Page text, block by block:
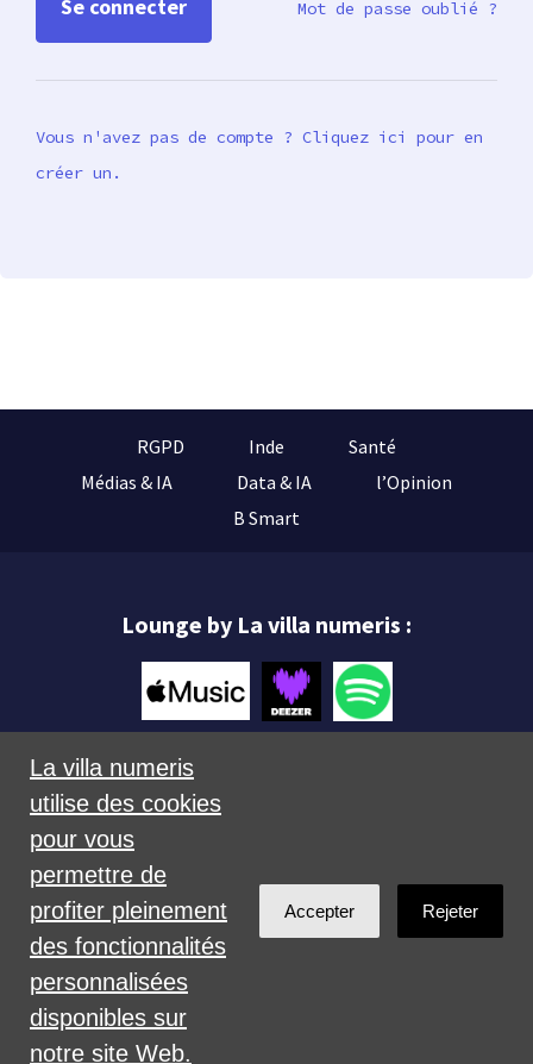
Mot de passe oublié ?
Vous n'avez pas de compte ? Cliquez ici pour en
créer un.
RGPD Inde
Santé
Médias & IA
Data & IA
l’Opinion
B Smart
Lounge by La villa numeris :
Créé avec
La villa numeris
utilise des cookies
pour vous
permettre de
profiter pleinement
des fonctionnalités
personnalisées
disponibles sur
notre site Web.
Accepter Rejeter